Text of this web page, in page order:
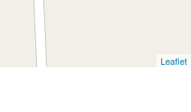
Leaflet